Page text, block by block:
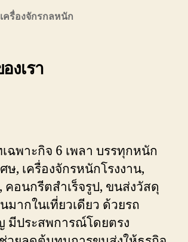
ครื่องจักรกลหนัก
งเรา
ฉพาะกิจ 6 เพลา บรรทุกหนัก
, เครื่องจักรหนักโรงงาน,
คอนกรีตสำเร็จรูป, ขนส่งวัสดุ
ากในเที่ยวเดียว ด้วยรถ
มีประสพการณ์โดยตรง